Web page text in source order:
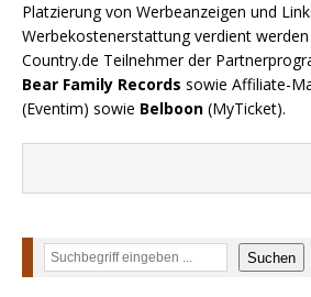
Platzierung von Werbeanzeigen und
Werbekostenerstattung verdient
Country.de Teilnehmer der
Bear Family Records sowie Affiliate-
(Eventim) sowie Belboon (MyTicket).
Suchen Suchen